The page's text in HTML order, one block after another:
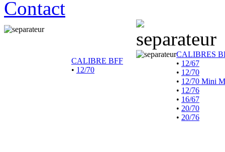
Contact
CALIBRE BFF
• 12/70
CALIBRES
• 12/67
• 12/70
• 12/70 Mini
• 12/76
• 16/67
• 20/70
• 20/76